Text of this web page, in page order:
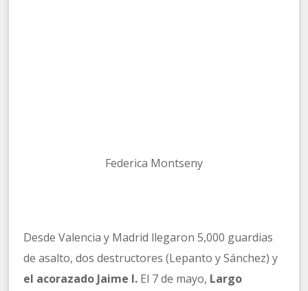
Federica Montseny
Desde Valencia y Madrid llegaron 5,000 guardias
de asalto, dos destructores (Lepanto y Sánchez) y
el acorazado Jaime I. El 7 de mayo, Largo